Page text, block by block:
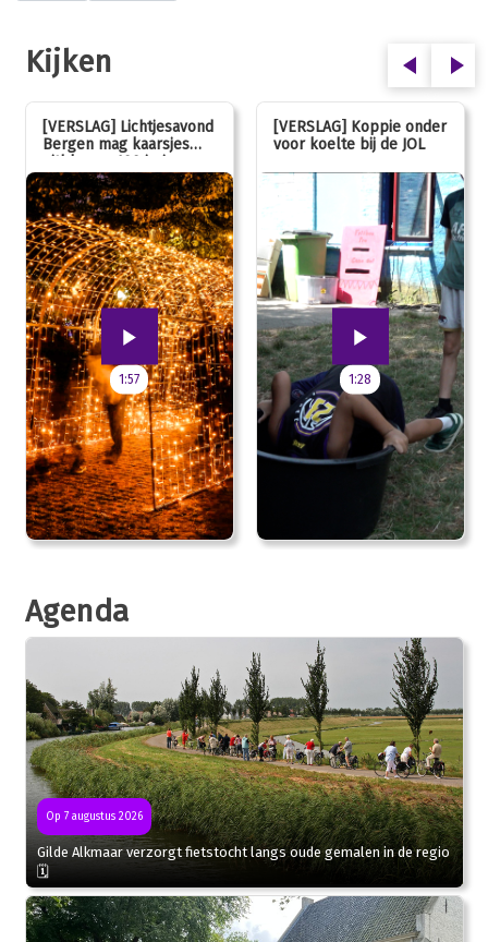
Kijken
[VERSLAG] Lichtjesavond
Bergen mag kaarsjes
uitblazen: 100 jarig
jubileum!
1:57
[VERSLAG] Koppie onder
voor koelte bij de JOL
1:28
Agenda
Op 7 augustus 2026
Gilde Alkmaar verzorgt fietstocht langs oude gemalen in de regio
🗓